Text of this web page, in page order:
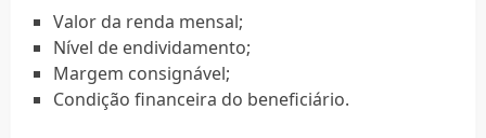
Valor da renda mensal;
Nível de endividamento;
Margem consignável;
Condição financeira do beneficiário.